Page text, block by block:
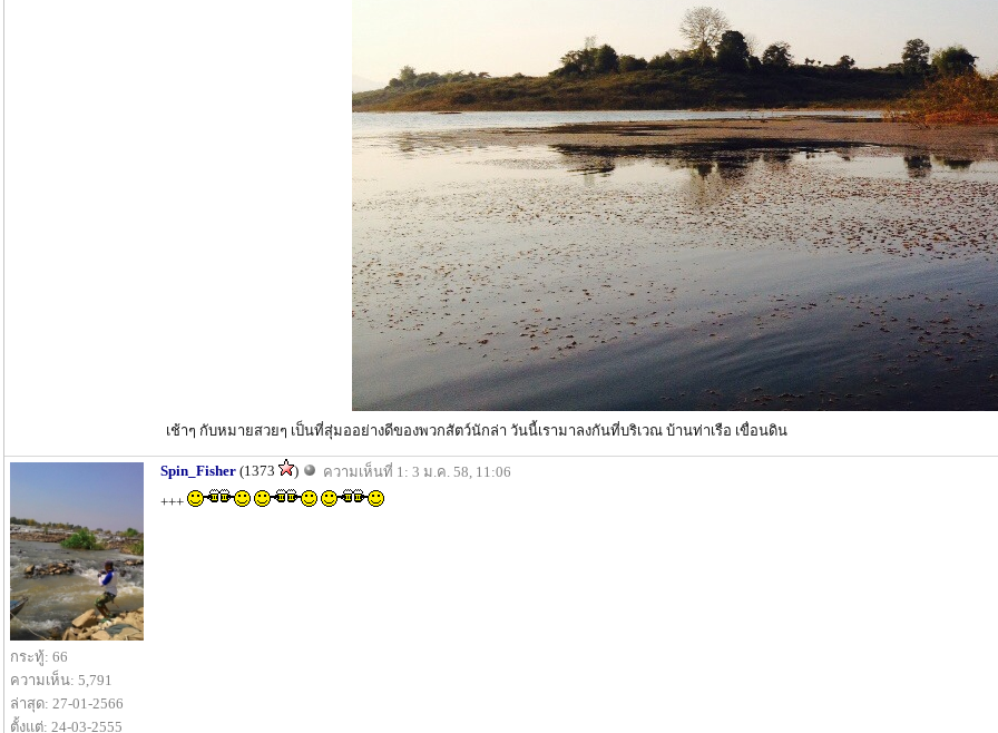
เช้าๆ กับหมายสวยๆ เป็นที่สุ่มออย่างดีของพวกสัตว์นักล่า วันนี้เรามาลงกันที่บริเวณ บ้านท่าเรือ เขื่อนดิน
กระทู้: 66
ความเห็น: 5,791
ล่าสุด: 27-01-2566
ตั้งแต่: 24-03-2555
Spin_Fisher (1373 )
ความเห็นที่ 1: 3 ม.ค. 58, 11:06
+++